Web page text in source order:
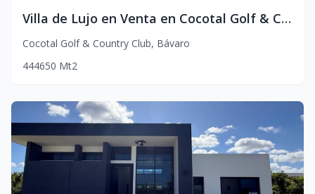
Villa de Lujo en Venta en Cocotal Golf & Country Club, Bávaro Punta Cana | 4 Habitaciones
Cocotal Golf & Country Club, Bávaro
444650 Mt2